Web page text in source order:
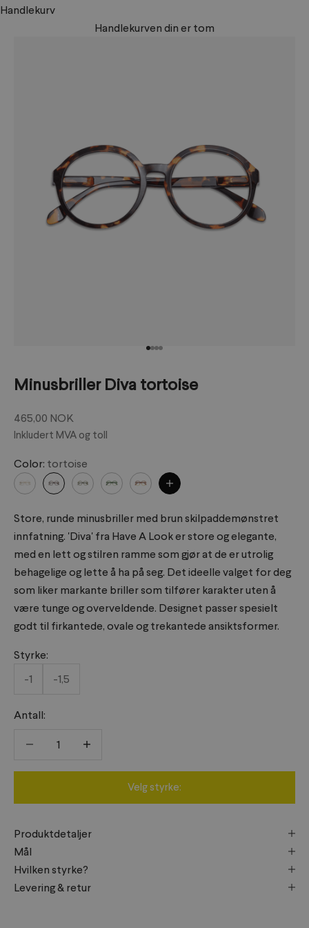
Handlekurv
Handlekurven din er tom
Gå til element 1
Gå til element 2
Gå til element 3
Gå til element 4
Minusbriller Diva tortoise
Salgspris
465,00 NOK
Inkludert MVA og toll
Color: tortoise
Store, runde minusbriller med brun skilpaddemønstret
innfatning. 'Diva' fra Have A Look er store og elegante,
med en lett og stilren ramme som gjør at de er utrolig
behagelige og lette å ha på seg. Det ideelle valget for deg
som liker markante briller som tilfører karakter uten å
være tunge og overveldende. Designet passer spesielt
godt til firkantede, ovale og trekantede ansiktsformer.
Styrke:
-1
-1,5
Antall:
Reduser antallReduser antall
Velg styrke:
Produktdetaljer
Mål
Hvilken styrke?
Levering & retur